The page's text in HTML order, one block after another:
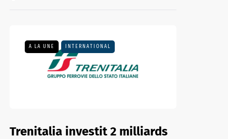
A LA UNE INTERNATIONAL
Trenitalia investit 2 milliards